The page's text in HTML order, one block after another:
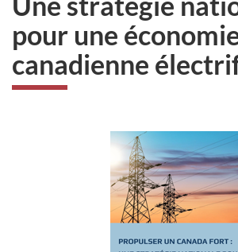
pour une
canadienne